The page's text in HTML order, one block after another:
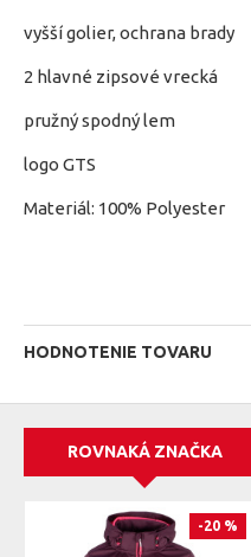
vyšší golier, ochrana brady
2 hlavné zipsové vrecká
pružný spodný lem
logo GTS
Materiál: 100% Polyester
HODNOTENIE TOVARU
ROVNAKÁ ZNAČKA
-20 %